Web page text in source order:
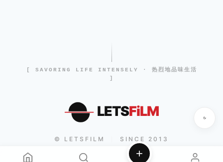
[ SAVORING LIFE INTENSELY · 热烈地品味生活
]
LETSFiLM
© LETSFILM SINCE 2013